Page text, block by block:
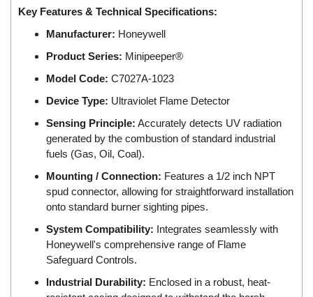
DUCATI
Duclean
Dukin Besko
Dunkermotoren
Durag
Dwyer
Dynisco
E+E ELEKTRONIK
Earthtech
EBMPAPST
Key Features & Technical Specifications:
Manufacturer: Honeywell
Product Series: Minipeeper®
Model Code: C7027A-1023
Device Type: Ultraviolet Flame Detector
Sensing Principle: Accurately detects UV radiation
generated by the combustion of standard industrial
fuels (Gas, Oil, Coal).
Mounting / Connection: Features a 1/2 inch NPT
spud connector, allowing for straightforward installation
onto standard burner sighting pipes.
System Compatibility: Integrates seamlessly with
Honeywell's comprehensive range of Flame
Safeguard Controls.
Industrial Durability: Enclosed in a robust, heat-